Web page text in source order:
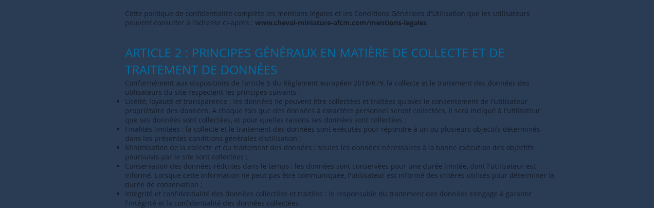
Cette politique de confidentialité complète les mentions légales et les Conditions Générales d'Utilisation que les utilisateurs
peuvent consulter à l'adresse ci-après : www.cheval-miniature-afcm.com/mentions-legales
ARTICLE 2 : PRINCIPES GÉNÉRAUX EN MATIÈRE DE COLLECTE ET DE
TRAITEMENT DE DONNÉES
Conformément aux dispositions de l'article 5 du Règlement européen 2016/679, la collecte et le traitement des données des
utilisateurs du site respectent les principes suivants :
Licéité, loyauté et transparence : les données ne peuvent être collectées et traitées qu'avec le consentement de l'utilisateur
propriétaire des données. A chaque fois que des données à caractère personnel seront collectées, il sera indiqué à l'utilisateur
que ses données sont collectées, et pour quelles raisons ses données sont collectées ;
Finalités limitées : la collecte et le traitement des données sont exécutés pour répondre à un ou plusieurs objectifs déterminés
dans les présentes conditions générales d'utilisation ;
Minimisation de la collecte et du traitement des données : seules les données nécessaires à la bonne exécution des objectifs
poursuivis par le site sont collectées ;
Conservation des données réduites dans le temps : les données sont conservées pour une durée limitée, dont l'utilisateur est
informé. Lorsque cette information ne peut pas être communiquée, l'utilisateur est informé des critères utilisés pour déterminer la
durée de conservation ;
Intégrité et confidentialité des données collectées et traitées : le responsable du traitement des données s'engage à garantir
l'intégrité et la confidentialité des données collectées.